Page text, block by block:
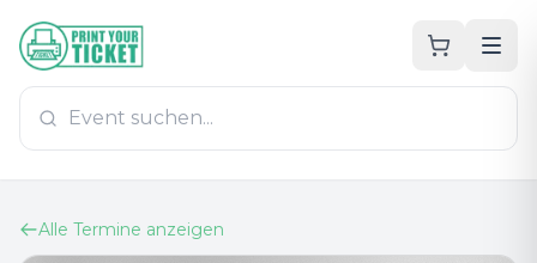
Zum Hauptinhalt
PrintYourTicket
Alle Termine anzeigen